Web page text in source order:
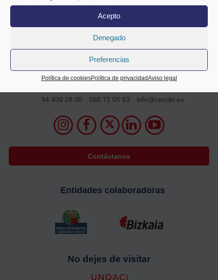
Acepto
Denegado
Preferencias
Política de cookiesPolítica de privacidadAviso legal
Alameda Mazarredo 69,
2º planta
94 400 28 00
688 72 05 63 info@cecobi.es
Contáctanos
Entidades colaboradoras
No dejes de visitar